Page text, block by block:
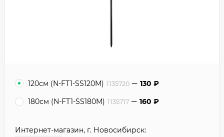
120см (N-FT1-SS120M) 1135720 130 ₽
180см (N-FT1-SS180M) 1135717 160 ₽
Интернет-магазин, г. Новосибирск: